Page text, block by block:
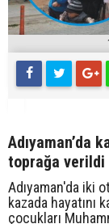
Adıyaman’da
toprağa verildi
Adıyaman'da iki
kazada hayatını
çocukları